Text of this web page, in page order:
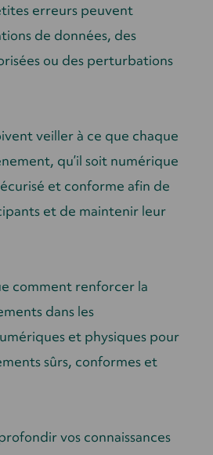
erreurs peuvent
de données, des
ou des perturbations
veiller à ce que chaque
qu’il soit numérique
et conforme afin de
et de maintenir leur
comment renforcer la
dans les
et physiques pour
sûrs, conformes et
vos connaissances